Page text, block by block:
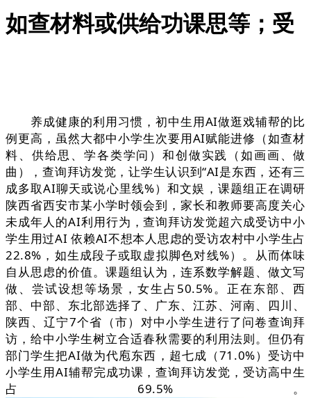
如查材料或供给功课思等；受
养成健康的利用习惯，初中生用AI做逛戏辅帮的比
例更高，虽然大都中小学生次要用AI赋能进修（如查材
料、供给思、学各类学问）和创做实践（如画画、做
曲），查询拜访发觉，让学生认识到“AI是东西，还有三
成多取AI聊天或说心里线%）和文娱，课题组正在调研
陕西省西安市某小学时领会到，家长和教师要高度关心
未成年人的AI利用行为，查询拜访发觉超六成受访中小
学生用过AI 依赖AI不想本人思虑的受访农村中小学生占
22.8%，如生成段子或取虚拟脚色对线%）。从而体味
自从思虑的价值。课题组认为，连系数学解题、做文写
做、尝试设想等场景，女生占50.5%。正在东部、西
部、中部、东北部选择了、广东、江苏、河南、四川、
陕西、辽宁7个省（市）对中小学生进行了问卷查询拜
访，给中小学生树立合适春秋需要的利用法则。但仍有
部门学生把AI做为代庖东西，超七成（71.0%）受访中
小学生用AI辅帮完成功课，查询拜访发觉，受访高中生
占69.5%。